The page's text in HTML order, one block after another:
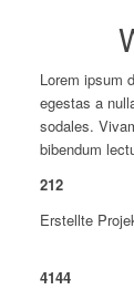
Lorem ipsum
egestas a
sodales.
bibendum
212
Erstellte
4144